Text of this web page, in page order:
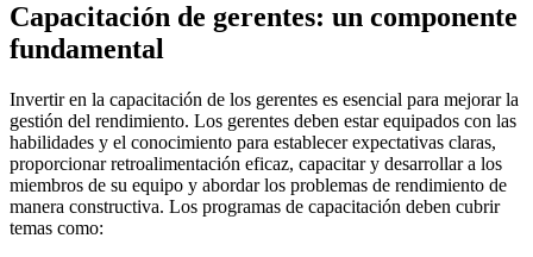
Capacitación de gerentes: un componente
fundamental
Invertir en la capacitación de los gerentes es esencial para mejorar la
gestión del rendimiento. Los gerentes deben estar equipados con las
habilidades y el conocimiento para establecer expectativas claras,
proporcionar retroalimentación eficaz, capacitar y desarrollar a los
miembros de su equipo y abordar los problemas de rendimiento de
manera constructiva. Los programas de capacitación deben cubrir
temas como: